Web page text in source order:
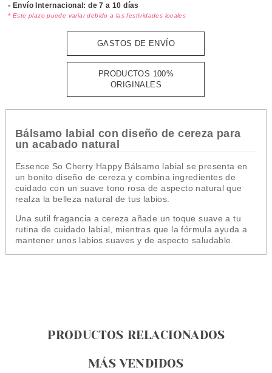
- Envío Internacional: de 7 a 10 días
* Este plazo puede variar debido a las festividades locales
GASTOS DE ENVÍO
PRODUCTOS 100%
ORIGINALES
Bálsamo labial con diseño de cereza para
un acabado natural
Essence So Cherry Happy Bálsamo labial se presenta en
un bonito diseño de cereza y combina ingredientes de
cuidado con un suave tono rosa de aspecto natural que
realza la belleza natural de tus labios.
Una sutil fragancia a cereza añade un toque suave a tu
rutina de cuidado labial, mientras que la fórmula ayuda a
mantener unos labios suaves y de aspecto saludable.
PRODUCTOS RELACIONADOS
MÁS VENDIDOS